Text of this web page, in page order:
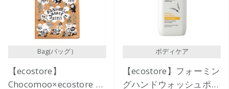
Bag(バッグ）
【ecostore】
Chocomoo×ecostore ウ
ボディケア
【ecostore】フォーミン
グハンドウォッシュポン